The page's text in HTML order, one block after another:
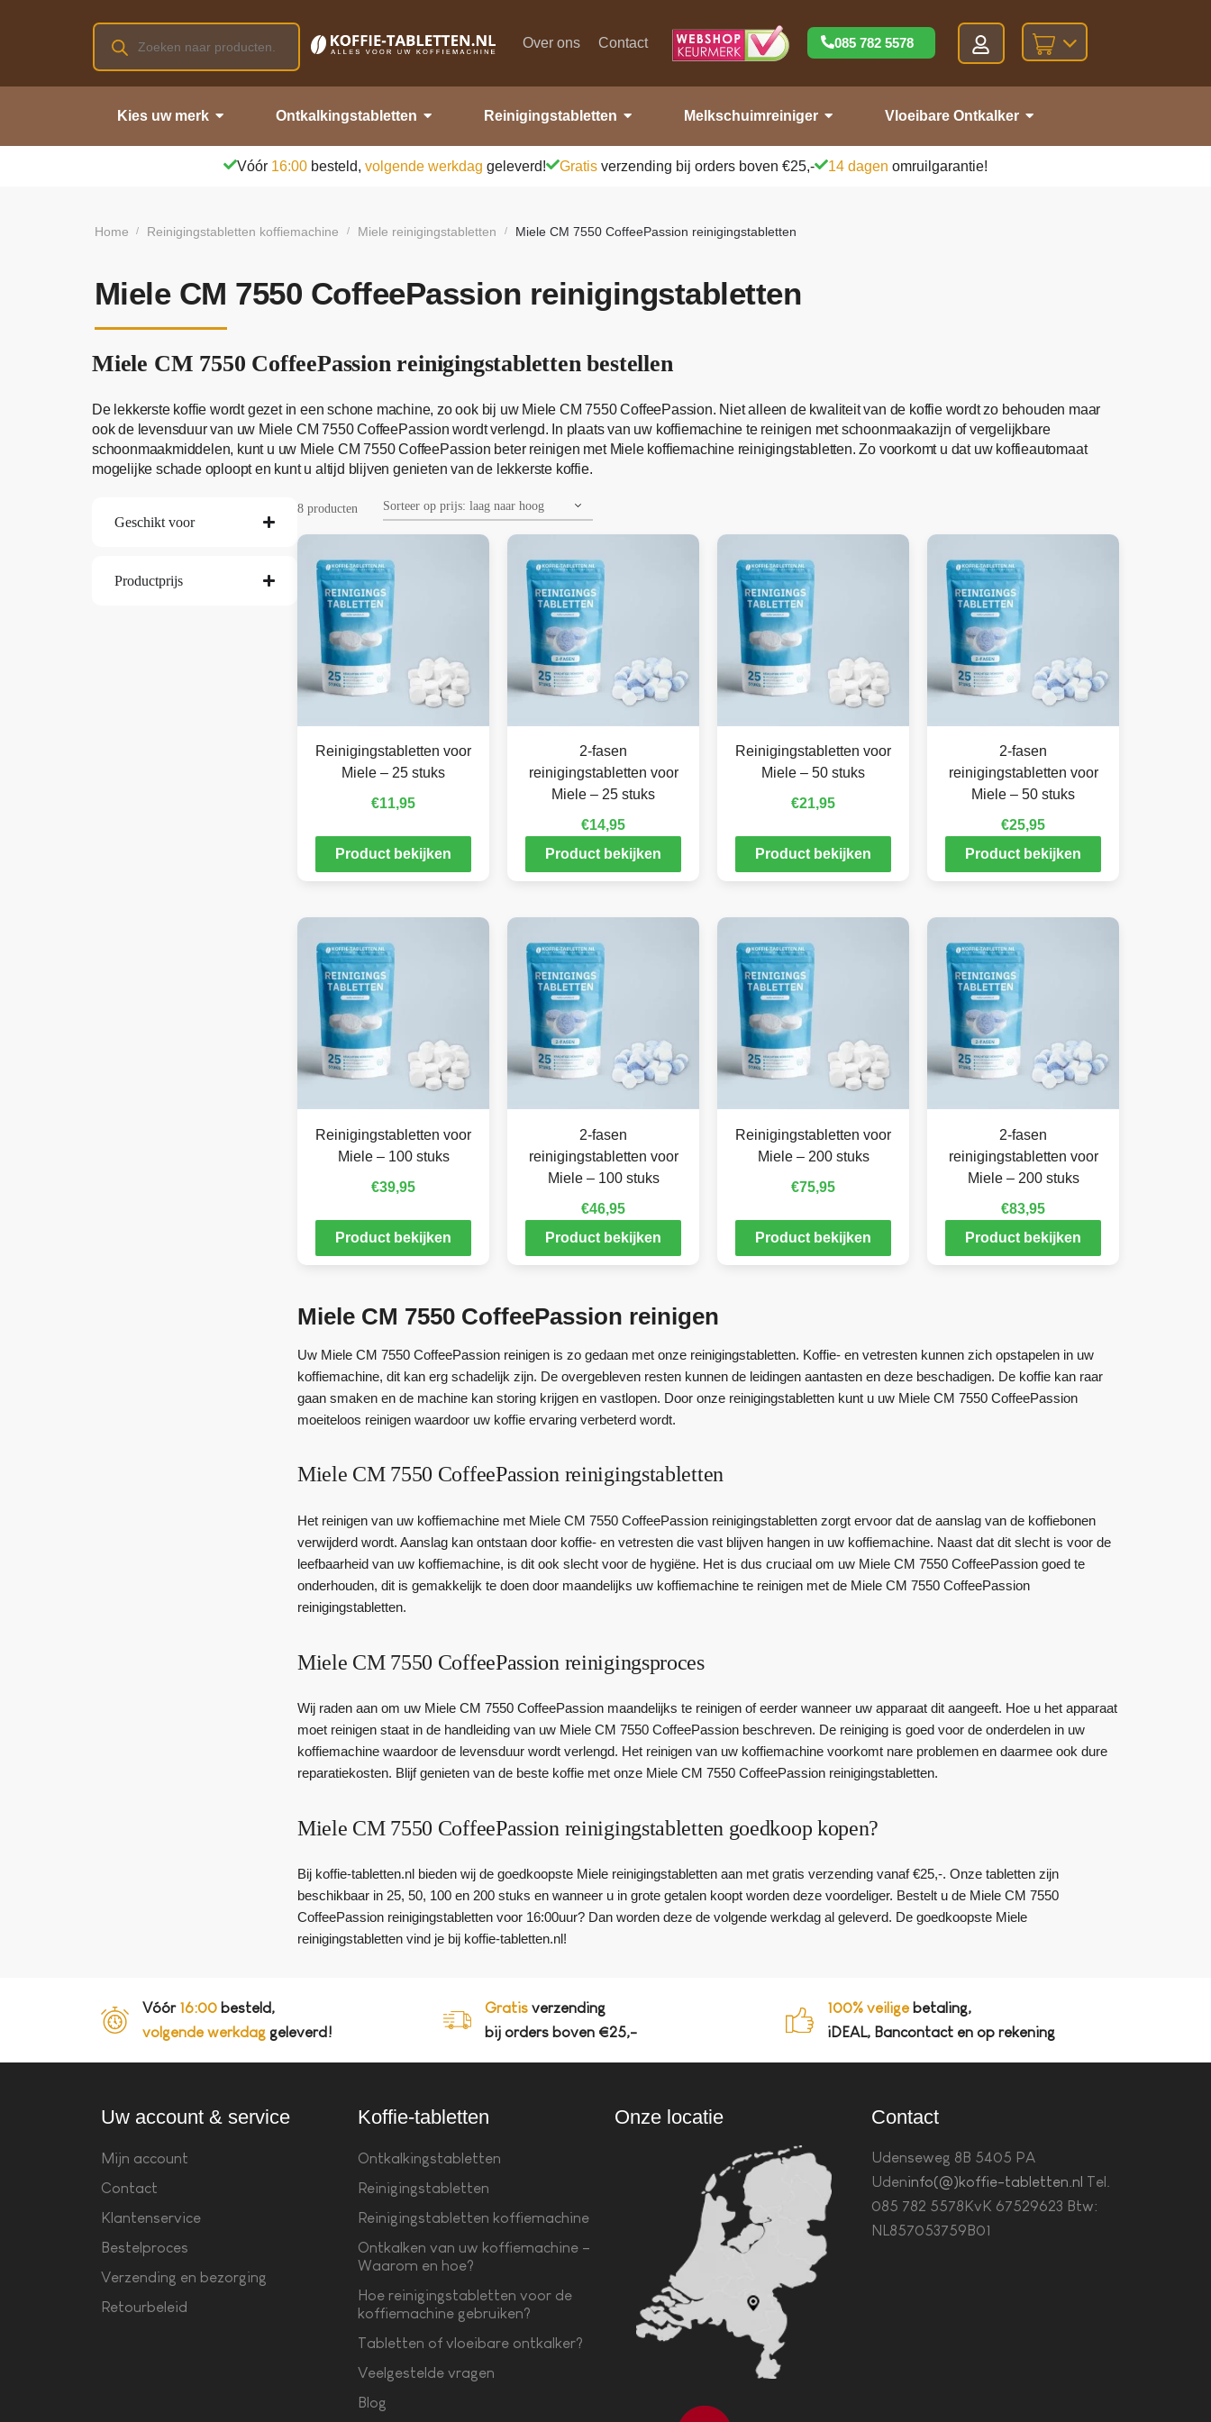
Over ons Contact 085 782 5578
Kies uw merk Ontkalkingstabletten Reinigingstabletten Melkschuimreiniger Vloeibare Ontkalker
Vóór 16:00 besteld, volgende werkdag geleverd! Gratis verzending bij orders boven €25,- 14 dagen omruilgarantie!
Home / Reinigingstabletten koffiemachine / Miele reinigingstabletten / Miele CM 7550 CoffeePassion reinigingstabletten
Miele CM 7550 CoffeePassion reinigingstabletten
Miele CM 7550 CoffeePassion reinigingstabletten bestellen
De lekkerste koffie wordt gezet in een schone machine, zo ook bij uw Miele CM 7550 CoffeePassion. Niet alleen de kwaliteit van de koffie wordt zo behouden maar
ook de levensduur van uw Miele CM 7550 CoffeePassion wordt verlengd. In plaats van uw koffiemachine te reinigen met schoonmaakazijn of vergelijkbare
schoonmaakmiddelen, kunt u uw Miele CM 7550 CoffeePassion beter reinigen met Miele koffiemachine reinigingstabletten. Zo voorkomt u dat uw koffieautomaat
mogelijke schade oploopt en kunt u altijd blijven genieten van de lekkerste koffie.
Geschikt voor
Productprijs
8 producten
Reinigingstabletten voor
Miele – 25 stuks
€11,95
Product bekijken
2-fasen
reinigingstabletten voor
Miele – 25 stuks
€14,95
Product bekijken
Reinigingstabletten voor
Miele – 50 stuks
€21,95
Product bekijken
2-fasen
reinigingstabletten voor
Miele – 50 stuks
€25,95
Product bekijken
Reinigingstabletten voor
Miele – 100 stuks
€39,95
Product bekijken
2-fasen
reinigingstabletten voor
Miele – 100 stuks
€46,95
Product bekijken
Reinigingstabletten voor
Miele – 200 stuks
€75,95
Product bekijken
2-fasen
reinigingstabletten voor
Miele – 200 stuks
€83,95
Product bekijken
Miele CM 7550 CoffeePassion reinigen
Uw Miele CM 7550 CoffeePassion reinigen is zo gedaan met onze reinigingstabletten. Koffie- en vetresten kunnen zich opstapelen in uw
koffiemachine, dit kan erg schadelijk zijn. De overgebleven resten kunnen de leidingen aantasten en deze beschadigen. De koffie kan raar
gaan smaken en de machine kan storing krijgen en vastlopen. Door onze reinigingstabletten kunt u uw Miele CM 7550 CoffeePassion
moeiteloos reinigen waardoor uw koffie ervaring verbeterd wordt.
Miele CM 7550 CoffeePassion reinigingstabletten
Het reinigen van uw koffiemachine met Miele CM 7550 CoffeePassion reinigingstabletten zorgt ervoor dat de aanslag van de koffiebonen
verwijderd wordt. Aanslag kan ontstaan door koffie- en vetresten die vast blijven hangen in uw koffiemachine. Naast dat dit slecht is voor de
leefbaarheid van uw koffiemachine, is dit ook slecht voor de hygiëne. Het is dus cruciaal om uw Miele CM 7550 CoffeePassion goed te
onderhouden, dit is gemakkelijk te doen door maandelijks uw koffiemachine te reinigen met de Miele CM 7550 CoffeePassion
reinigingstabletten.
Miele CM 7550 CoffeePassion reinigingsproces
Wij raden aan om uw Miele CM 7550 CoffeePassion maandelijks te reinigen of eerder wanneer uw apparaat dit aangeeft. Hoe u het apparaat
moet reinigen staat in de handleiding van uw Miele CM 7550 CoffeePassion beschreven. De reiniging is goed voor de onderdelen in uw
koffiemachine waardoor de levensduur wordt verlengd. Het reinigen van uw koffiemachine voorkomt nare problemen en daarmee ook dure
reparatiekosten. Blijf genieten van de beste koffie met onze Miele CM 7550 CoffeePassion reinigingstabletten.
Miele CM 7550 CoffeePassion reinigingstabletten goedkoop kopen?
Bij koffie-tabletten.nl bieden wij de goedkoopste Miele reinigingstabletten aan met gratis verzending vanaf €25,-. Onze tabletten zijn
beschikbaar in 25, 50, 100 en 200 stuks en wanneer u in grote getalen koopt worden deze voordeliger. Bestelt u de Miele CM 7550
CoffeePassion reinigingstabletten voor 16:00uur? Dan worden deze de volgende werkdag al geleverd. De goedkoopste Miele
reinigingstabletten vind je bij koffie-tabletten.nl!
Vóór 16:00 besteld,
volgende werkdag geleverd!
Gratis verzending
bij orders boven €25,-
100% veiligebetaling,
iDEAL, Bancontact en op rekening
Uw account & service
Mijn account
Contact
Klantenservice
Bestelproces
Verzending en bezorging
Retourbeleid
Koffie-tabletten
Ontkalkingstabletten
Reinigingstabletten
Reinigingstabletten koffiemachine
Ontkalken van uw koffiemachine –
Waarom en hoe?
Hoe reinigingstabletten voor de
koffiemachine gebruiken?
Tabletten of vloeibare ontkalker?
Veelgestelde vragen
Blog
Onze locatie Contact
Udenseweg 8B 5405 PA
Udeninfo(@)koffie-tabletten.nl Tel.
085 782 5578KvK 67529623 Btw:
NL857053759B01